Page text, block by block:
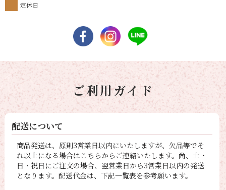
定休日
ご利用ガイド
配送について
商品発送は、原則3営業日以内にいたしますが、欠品等でそ
れ以上になる場合はこちらからご連絡いたします。尚、土・
日・祝日にご注文の場合、翌営業日から3営業日以内の発送
となります。配送代金は、下記一覧表を参考願います。